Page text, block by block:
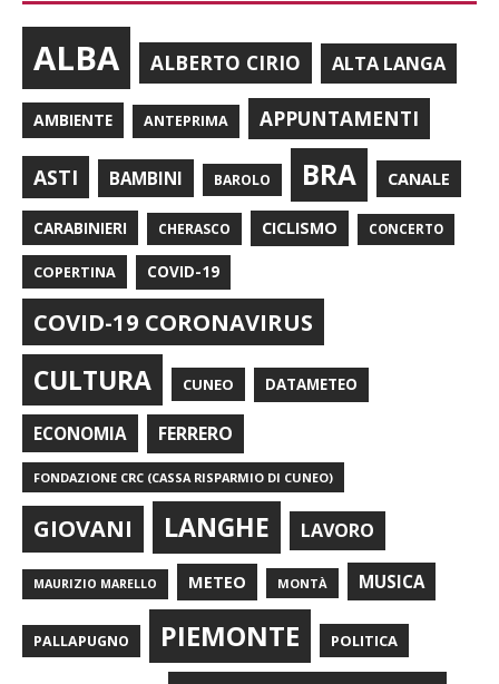
ALBA ALBERTO CIRIO ALTA LANGA
AMBIENTE ANTEPRIMA APPUNTAMENTI
ASTI BAMBINI BAROLO BRA CANALE
CARABINIERI CHERASCO CICLISMO CONCERTO
COPERTINA COVID-19
COVID-19 CORONAVIRUS
CULTURA CUNEO DATAMETEO
ECONOMIA FERRERO
FONDAZIONE CRC (CASSA RISPARMIO DI CUNEO)
GIOVANI LANGHE LAVORO
MAURIZIO MARELLO METEO MONTÀ MUSICA
PALLAPUGNO PIEMONTE POLITICA